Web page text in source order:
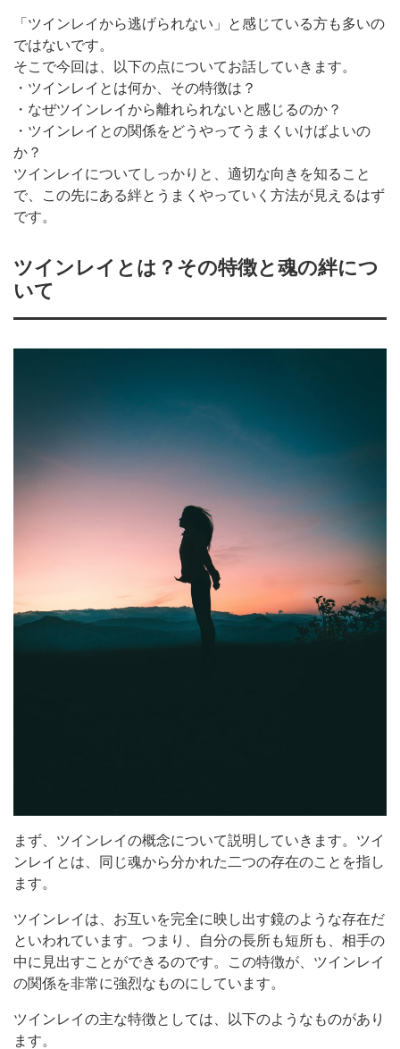
「ツインレイから逃げられない」と感じている方も多いの
ではないです。
そこで今回は、以下の点についてお話していきます。
・ツインレイとは何か、その特徴は？
・なぜツインレイから離れられないと感じるのか？
・ツインレイとの関係をどうやってうまくいけばよいの
か？
ツインレイについてしっかりと、適切な向きを知ること
で、この先にある絆とうまくやっていく方法が見えるはず
です。
ツインレイとは？その特徴と魂の絆につ
いて
まず、ツインレイの概念について説明していきます。ツイ
ンレイとは、同じ魂から分かれた二つの存在のことを指し
ます。
ツインレイは、お互いを完全に映し出す鏡のような存在だ
といわれています。つまり、自分の長所も短所も、相手の
中に見出すことができるのです。この特徴が、ツインレイ
の関係を非常に強烈なものにしています。
ツインレイの主な特徴としては、以下のようなものがあり
ます。